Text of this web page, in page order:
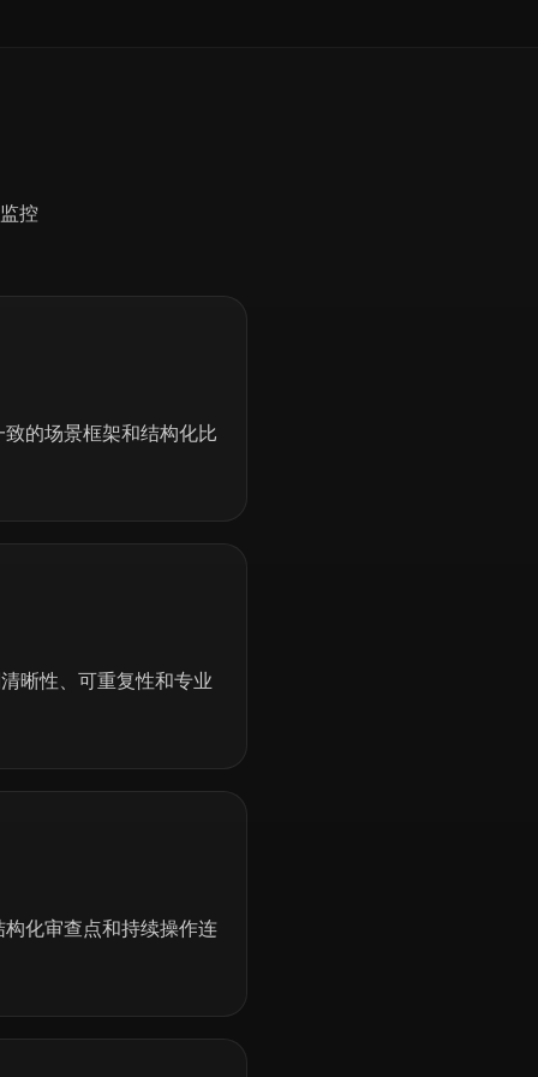
控
的场景框架和结构化比
晰性、可重复性和专业
化审查点和持续操作连